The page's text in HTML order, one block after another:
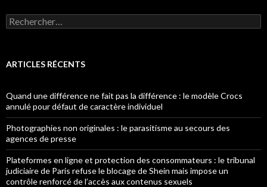
Rechercher :
ARTICLES RÉCENTS
Quand une différence ne fait pas la différence : le modèle Crocs
annulé pour défaut de caractère individuel
Photographies non originales : le parasitisme au secours des
agences de presse
Plateformes en ligne et protection des consommateurs : le tribunal
judiciaire de Paris refuse le blocage de Shein mais impose un
contrôle renforcé de l’accès aux contenus sexuels